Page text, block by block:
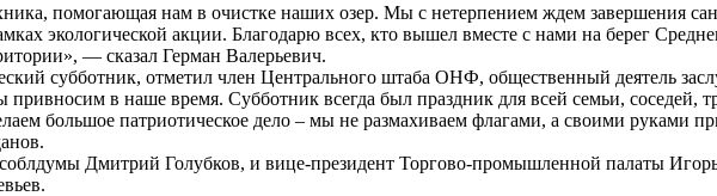
помогающая нам в очистке наших озер. Мы с нетерпением ждем завершения
экологической акции. Благодарю всех, кто вышел вместе с нами на берег
— сказал Герман Валерьевич.
субботник, отметил член Центрального штаба ОНФ, общественный деятель
в наше время. Субботник всегда был праздник для всей семьи, соседей,
большое патриотическое дело – мы не размахиваем флагами, а своими руками
Дмитрий Голубков, и вице-президент Торгово-промышленной палаты